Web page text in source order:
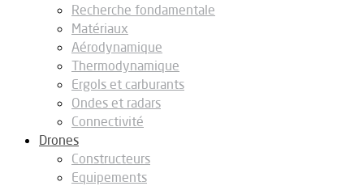
Recherche fondamentale
Matériaux
Aérodynamique
Thermodynamique
Ergols et carburants
Ondes et radars
Connectivité
Drones
Constructeurs
Equipements